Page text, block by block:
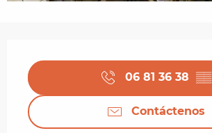
06 81 36 38 ▒▒
Contáctenos